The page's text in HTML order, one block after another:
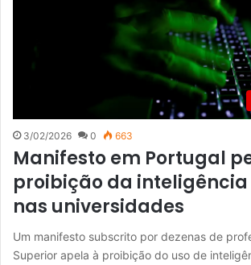
3/02/2026 0 663
Manifesto em Portugal
proibição da
nas universidades
Um manifesto subscrito por dezenas de
Superior apela à proibição do uso de